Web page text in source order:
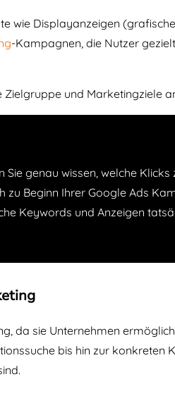
wie Displayanzeigen
-Kampagnen, die Nutzer
und Marketingziele
genau wissen, welche
Beginn Ihrer Google Ads
Keywords und Anzeigen
da sie Unternehmen
bis hin zur konkreten